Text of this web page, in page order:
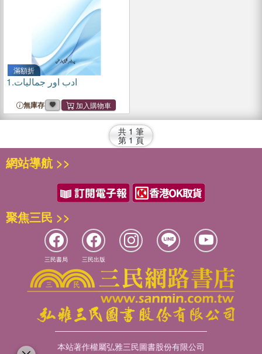
滿額折
1.ادب اور جمالیات
無庫存
共 1 筆
第 1 頁
網站導航 >>
聚焦三民 >>
三民書局 三民出版
本站著作權屬弘雅三民圖書股份有限公司